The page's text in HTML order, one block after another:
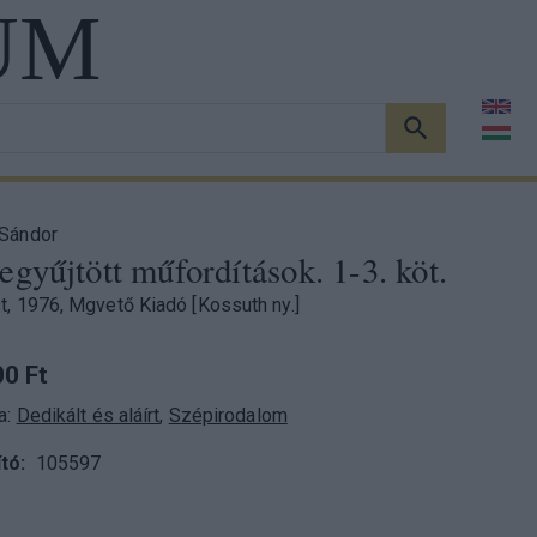
KERESÉS
műfordítások. 1-3. köt.
1976, Mgvető Kiadó [Kossuth ny.]
Ft
Dedikált és aláírt, Szépirodalom
105597